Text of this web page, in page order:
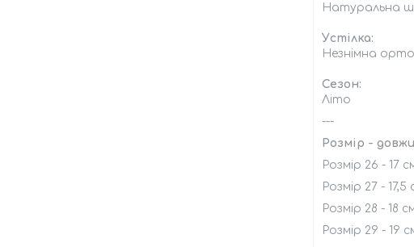
Натуральна
Устілка:
Незнімна
Сезон:
Літо
---
Розмір -
Розмір 26 - 17
Розмір 27 - 17,5
Розмір 28 - 18
Розмір 29 - 19